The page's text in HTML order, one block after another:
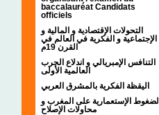
baccalauréat Candidats
officiels
التحولات الإقتصادية و المالية و
الإجتماعية و الفكرية في العالم في
القرن 19م
التنافس الإمبريالي و اندلاع الحرب
العالمية الأولى
اليقظة الفكرية بالمشرق العربي
الضغوط الإستعمارية على المغرب و
محاولات الإصلاح